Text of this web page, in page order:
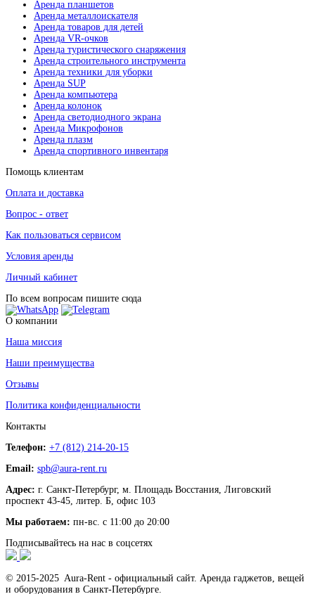
Аренда планшетов
Аренда металлоискателя
Аренда товаров для детей
Аренда VR-очков
Аренда туристического снаряжения
Аренда строительного инструмента
Аренда техники для уборки
Аренда SUP
Аренда компьютера
Аренда колонок
Аренда светодиодного экрана
Аренда Микрофонов
Аренда плазм
Аренда спортивного инвентаря
Помощь клиентам
Оплата и доставка
Вопрос - ответ
Как пользоваться сервисом
Условия аренды
Личный кабинет
По всем вопросам пишите сюда
О компании
Наша миссия
Наши преимущества
Отзывы
Политика конфиденциальности
Контакты
Телефон: +7 (812) 214-20-15
Email: spb@aura-rent.ru
Адрес: г. Санкт-Петербург, м. Площадь Восстания, Лиговский
проспект 43-45, литер. Б, офис 103
Мы работаем: пн-вс. с 11:00 до 20:00
Подписывайтесь на нас в соцсетях
© 2015-2025 Aura-Rent - официальный сайт. Аренда гаджетов, вещей
и оборудования в Санкт-Петербурге.